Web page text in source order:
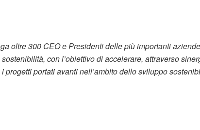
oltre 300 CEO e Presidenti delle più importanti
con l’obiettivo di accelerare, attraverso
progetti portati avanti nell’ambito dello sviluppo